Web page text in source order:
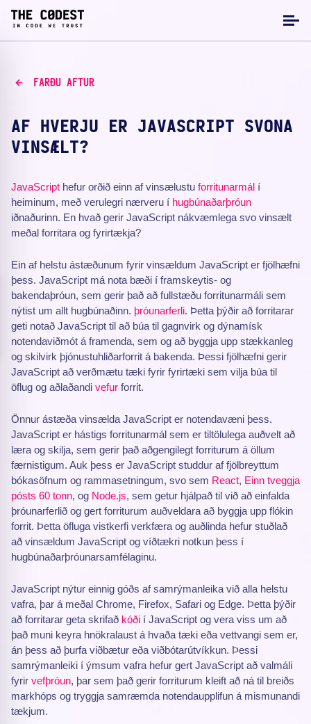
FARÐU AFTUR
AF HVERJU ER JAVASCRIPT SVONA
VINSÆLT?
JavaScript hefur orðið einn af vinsælustu forritunarmál í
heiminum, með verulegri nærveru í hugbúnaðarþróun
iðnaðurinn. En hvað gerir JavaScript nákvæmlega svo vinsælt
meðal forritara og fyrirtækja?
Ein af helstu ástæðunum fyrir vinsældum JavaScript er fjölhæfni
þess. JavaScript má nota bæði í framskeytis- og
bakendaþróun, sem gerir það að fullstæðu forritunarmáli sem
nýtist um allt hugbúnaðinn. þróunarferli. Þetta þýðir að forritarar
geti notað JavaScript til að búa til gagnvirk og dýnamísk
notendaviðmót á framenda, sem og að byggja upp stækkanleg
og skilvirk þjónustuhliðarforrit á bakenda. Þessi fjölhæfni gerir
JavaScript að verðmætu tæki fyrir fyrirtæki sem vilja búa til
öflug og aðlaðandi vefur forrit.
Önnur ástæða vinsælda JavaScript er notendavæni þess.
JavaScript er hástigs forritunarmál sem er tiltölulega auðvelt að
læra og skilja, sem gerir það aðgengilegt forriturum á öllum
færnistigum. Auk þess er JavaScript studdur af fjölbreyttum
bókasöfnum og rammasetningum, svo sem React, Einn tveggja
pósts 60 tonn, og Node.js, sem getur hjálpað til við að einfalda
þróunarferlið og gert forriturum auðveldara að byggja upp flókin
forrit. Þetta öfluga vistkerfi verkfæra og auðlinda hefur stuðlað
að vinsældum JavaScript og víðtækri notkun þess í
hugbúnaðarþróunarsamfélaginu.
JavaScript nýtur einnig góðs af samrýmanleika við alla helstu
vafra, þar á meðal Chrome, Firefox, Safari og Edge. Þetta þýðir
að forritarar geta skrifað kóði í JavaScript og vera viss um að
það muni keyra hnökralaust á hvaða tæki eða vettvangi sem er,
án þess að þurfa viðbætur eða viðbótarútvíkkun. Þessi
samrýmanleiki í ýmsum vafra hefur gert JavaScript að valmáli
fyrir vefþróun, þar sem það gerir forriturum kleift að ná til breiðs
markhóps og tryggja samræmda notendaupplifun á mismunandi
tækjum.